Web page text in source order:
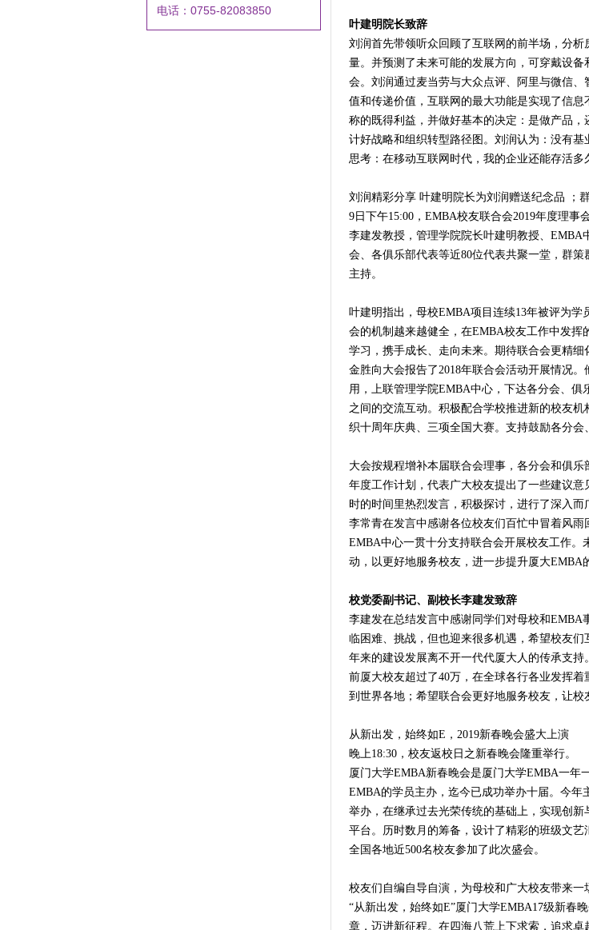
电话：0755-82083850
叶建明院长致辞
刘润首先带领听众回顾了互联网的前半场，分
量。并预测了未来可能的发展方向，可穿戴设
会。刘润通过麦当劳与大众点评、阿里与微信
值和传递价值，互联网的最大功能是实现了信
称的既得利益，并做好基本的决定：是做产品
计好战略和组织转型路径图。刘润认为：没有
思考：在移动互联网时代，我的企业还能存活多
刘润精彩分享 叶建明院长为刘润赠送纪念品 ；
9日下午15:00，EMBA校友联合会2019年度理
李建发教授，管理学院院长叶建明教授、
会、各俱乐部代表等近80位代表共聚一堂，群
主持。
叶建明指出，母校EMBA项目连续13年被评为
会的机制越来越健全，在EMBA校友工作中发
学习，携手成长、走向未来。期待联合会更精细
金胜向大会报告了2018年联合会活动开展情况
用，上联管理学院EMBA中心，下达各分会、
之间的交流互动。积极配合学校推进新的校友
织十周年庆典、三项全国大赛。支持鼓励各分会
大会按规程增补本届联合会理事，各分会和俱
年度工作计划，代表广大校友提出了一些建议
时的时间里热烈发言，积极探讨，进行了深入而
李常青在发言中感谢各位校友们百忙中冒着风
EMBA中心一贯十分支持联合会开展校友工作。
动，以更好地服务校友，进一步提升厦大EMBA
校党委副书记、副校长李建发致辞
李建发在总结发言中感谢同学们对母校和
临困难、挑战，但也迎来很多机遇，希望校友
年来的建设发展离不开一代代厦大人的传承支
前厦大校友超过了40万，在全球各行各业发挥
到世界各地；希望联合会更好地服务校友，让
从新出发，始终如E，2019新春晚会盛大上演
晚上18:30，校友返校日之新春晚会隆重举行。
厦门大学EMBA新春晚会是厦门大学EMBA一年
EMBA的学员主办，迄今已成功举办十届。今年
举办，在继承过去光荣传统的基础上，实现创
平台。历时数月的筹备，设计了精彩的班级文
全国各地近500名校友参加了此次盛会。
校友们自编自导自演，为母校和广大校友带来一
“从新出发，始终如E”厦门大学EMBA17级新春
章，迈进新征程。在四海八荒上下求索，追求卓